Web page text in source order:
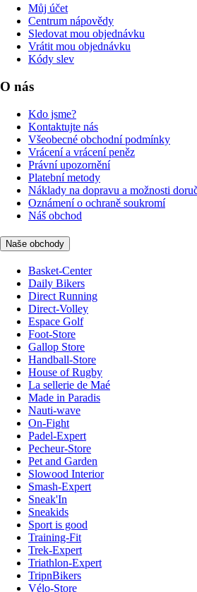
Můj účet
Centrum nápovědy
Sledovat mou objednávku
Vrátit mou objednávku
Kódy slev
O nás
Kdo jsme?
Kontaktujte nás
Všeobecné obchodní podmínky
Vrácení a vrácení peněz
Právní upozornění
Platební metody
Náklady na dopravu a možnosti
Oznámení o ochraně soukromí
Náš obchod
Naše obchody
Basket-Center
Daily Bikers
Direct Running
Direct-Volley
Espace Golf
Foot-Store
Gallop Store
Handball-Store
House of Rugby
La sellerie de Maé
Made in Paradis
Nauti-wave
On-Fight
Padel-Expert
Pecheur-Store
Pet and Garden
Slowood Interior
Smash-Expert
Sneak'In
Sneakids
Sport is good
Training-Fit
Trek-Expert
Triathlon-Expert
TripnBikers
Vélo-Store